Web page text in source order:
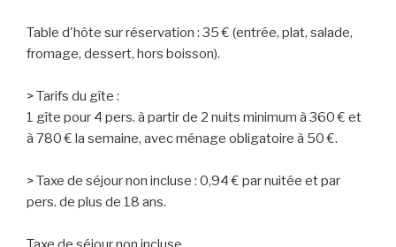
Table d'hôte sur réservation : 35 € (entrée, plat, salade,
fromage, dessert, hors boisson).
> Tarifs du gîte :
1 gîte pour 4 pers. à partir de 2 nuits minimum à 360 € et
à 780 € la semaine, avec ménage obligatoire à 50 €.
> Taxe de séjour non incluse : 0,94 € par nuitée et par
pers. de plus de 18 ans.